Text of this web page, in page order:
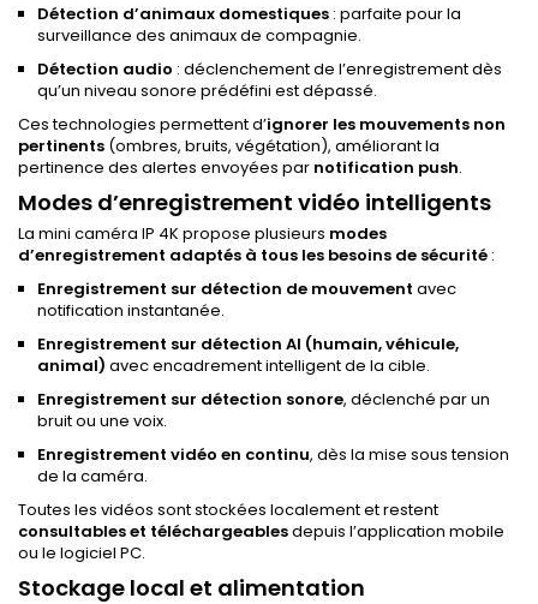
Détection d’animaux domestiques : parfaite pour la
surveillance des animaux de compagnie.
Détection audio : déclenchement de l’enregistrement dès
qu’un niveau sonore prédéfini est dépassé.
Ces technologies permettent d’ignorer les mouvements non
pertinents (ombres, bruits, végétation), améliorant la
pertinence des alertes envoyées par notification push.
Modes d’enregistrement vidéo intelligents
La mini caméra IP 4K propose plusieurs modes
d’enregistrement adaptés à tous les besoins de sécurité :
Enregistrement sur détection de mouvement avec
notification instantanée.
Enregistrement sur détection AI (humain, véhicule,
animal) avec encadrement intelligent de la cible.
Enregistrement sur détection sonore, déclenché par un
bruit ou une voix.
Enregistrement vidéo en continu, dès la mise sous tension
de la caméra.
Toutes les vidéos sont stockées localement et restent
consultables et téléchargeablesdepuis l’application mobile
ou le logiciel PC.
Stockage local et alimentation